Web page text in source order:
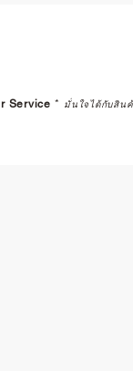
Service * มั่นใจได้กับสิน